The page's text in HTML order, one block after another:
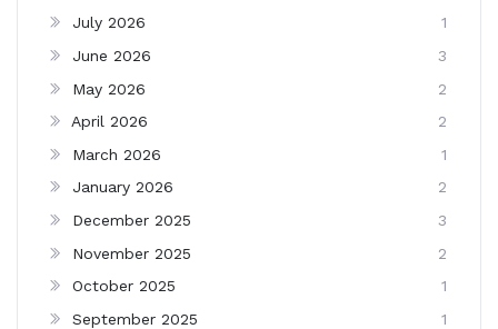
July 2026
1
June 2026
3
May 2026
2
April 2026
2
March 2026
1
January 2026
2
December 2025
3
November 2025
2
October 2025
1
September 2025
1